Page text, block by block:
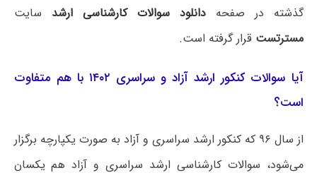
گذشته در صفحه
دانلود سوالات کارشناسی ارشد
سایت
مسترتست قرار گرفته است.
آیا سوالات کنکور ارشد آزاد و سراسری ۱۴۰۲ با هم متفاوت
است؟
از سال ۹۶ که کنکور ارشد سراسری و آزاد به صورت یکپارچه برگزار
می‌شود، سوالات کارشناسی ارشد سراسری و آزاد هم یکسان